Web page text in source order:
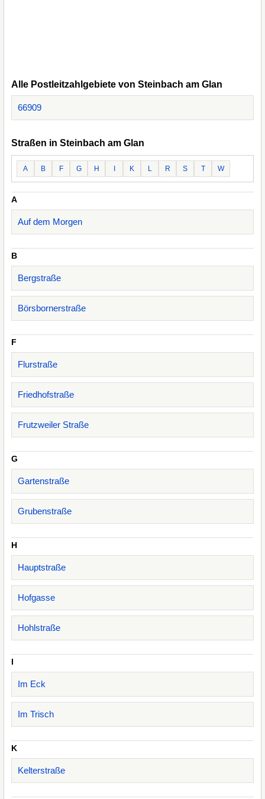
Alle Postleitzahlgebiete von Steinbach am Glan
66909
Straßen in Steinbach am Glan
A B F G H K L R S T W
A
Auf dem Morgen
B
Bergstraße
Börsbornerstraße
F
Flurstraße
Friedhofstraße
Frutzweiler Straße
G
Gartenstraße
Grubenstraße
H
Hauptstraße
Hofgasse
Hohlstraße
I
Im Eck
Im Trisch
K
Kelterstraße